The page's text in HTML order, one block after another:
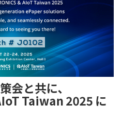
会と共に、
Taiwan 2025 に